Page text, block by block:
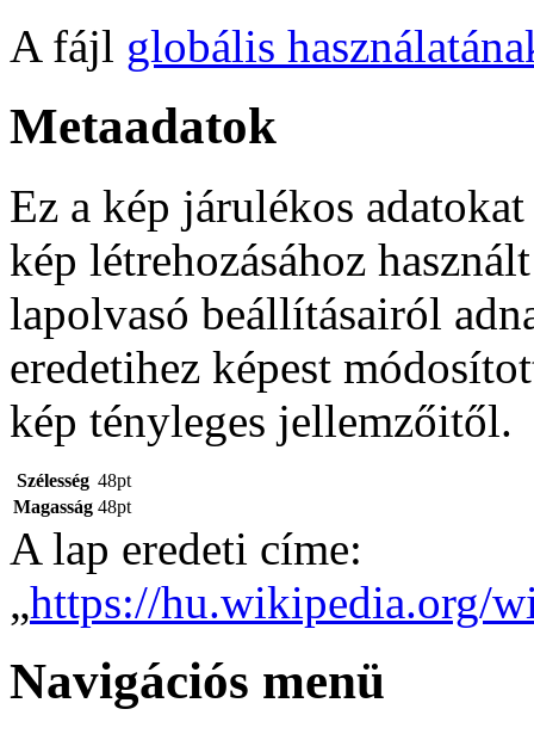
A fájl globális
Metaadatok
Ez a kép járulékos
kép létrehozásához
lapolvasó beállításairól
eredetihez képest
kép tényleges jellemzőitől.
Szélesség 48pt
Magasság 48pt
A lap eredeti címe:
„https://hu.wikipedia.org/
Navigációs menü